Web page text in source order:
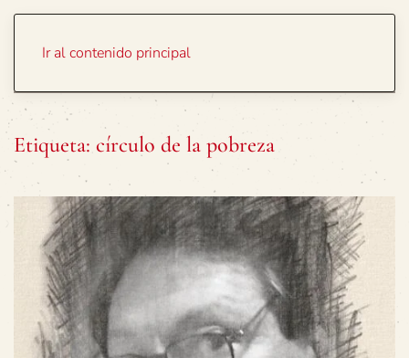
Ir al contenido principal
Etiqueta: círculo de la pobreza